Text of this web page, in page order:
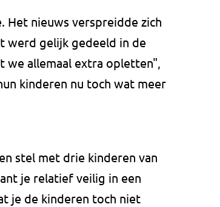
Het nieuws verspreidde zich
werd gelijk gedeeld in de
we allemaal extra opletten",
kinderen nu toch wat meer
stel met drie kinderen van
je relatief veilig in een
je de kinderen toch niet